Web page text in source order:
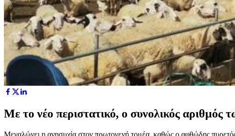
Με το νέο περιστατικό, ο συνολικός αριθμός
Μεγαλώνει η ανησυχία στον πρωτογενή τομέα, καθώς ο αφθώδης